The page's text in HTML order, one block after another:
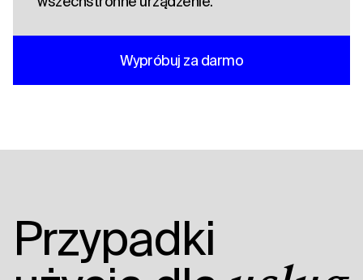
Wypróbuj za darmo
Przypadki